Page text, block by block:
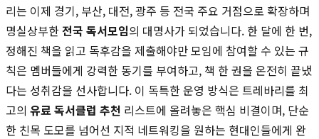
리는 이제 경기, 부산, 대전, 광주 등 전국 주요 거점으로 확장하며
명실상부한전국 독서모임의 대명사가 되었습니다. 한 달에 한 번,
정해진 책을 읽고 독후감을 제출해야만 모임에 참여할 수 있는 규
칙은 멤버들에게 강력한 동기를 부여하고, 책 한 권을 온전히 끝냈
다는 성취감을 선사합니다. 이 독특한 운영 방식은 트레바리를 최
고의 유료 독서클럽 추천 리스트에 올려놓은 핵심 비결이며, 단순
한 친목 도모를 넘어선 지적 네트워킹을 원하는 현대인들에게 완